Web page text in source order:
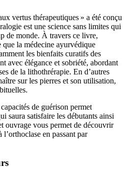
vertus thérapeutiques » a été conçu
est une science sans limites qui
de monde. À travers ce livre,
que la médecine ayurvédique
les bienfaits curatifs des
avec élégance et sobriété, abordant
de la lithothrérapie. En d’autres
sur les pierres et son utilisation,
de guérison permet
saura satisfaire les débutants ainsi
ouvrage vous permet de découvrir
en passant par